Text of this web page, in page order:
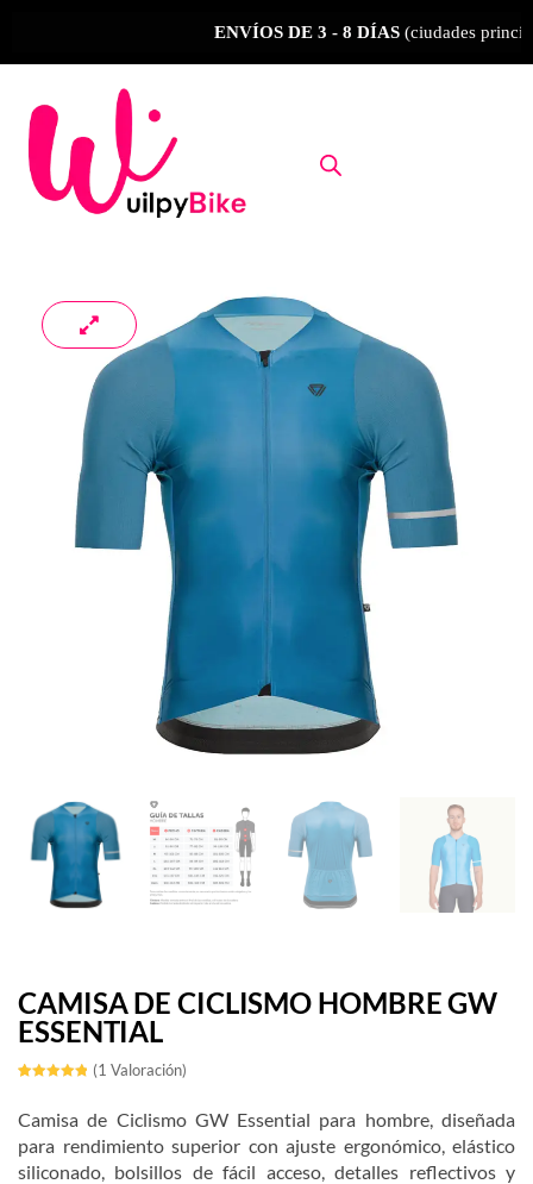
contenido
ENVÍOS DE 3 - 8 DÍAS(ciudades
CAMISA DE CICLISMO HOMBRE GW
ESSENTIAL
5 en base
avaloración
de un
cliente
(1 Valoración)
Camisa de Ciclismo GW Essential para hombre, diseñada
para rendimiento superior con ajuste ergonómico, elástico
siliconado, bolsillos de fácil acceso, detalles reflectivos y